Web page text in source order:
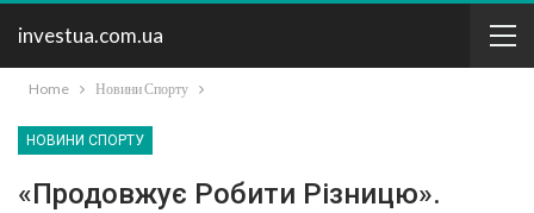
investua.com.ua
Home Новини Спорту
НОВИНИ СПОРТУ
«Продовжує Робити Різницю».